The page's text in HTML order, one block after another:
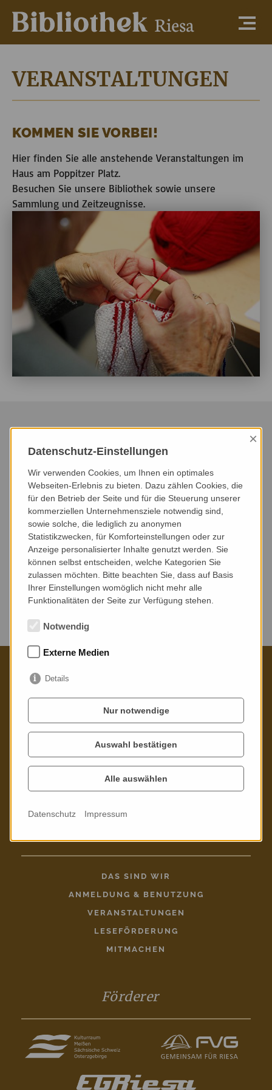
VERANSTALTUNGEN
KOMMEN SIE VORBEI!
Hier finden Sie alle anstehende Veranstaltungen im
Haus am Poppitzer Platz.
Besuchen Sie unsere Bibliothek sowie unsere
Sammlung und Zeitzeugnisse.
NÄCHSTER MONAT
NÄCHSTE 3 MONATE NÄCHSTE 6 MONATE DIESES JAHR
VERANSTALTUNGSART VERANSTALTUNGSORT
Keine Veranstaltungen gefunden.
Kontaktieren Sie uns gern
Poppitzer Platz 3
01589 Riesa
@stadtbibliothek-riesa.de
DAS SIND WIR
ANMELDUNG & BENUTZUNG
VERANSTALTUNGEN
LESEFÖRDERUNG
MITMACHEN
Förderer
Datenschutz-Einstellungen
×
Wir verwenden Cookies, um Ihnen ein optimales
Webseiten-Erlebnis zu bieten. Dazu zählen Cookies, die
für den Betrieb der Seite und für die Steuerung unserer
kommerziellen Unternehmensziele notwendig sind,
sowie solche, die lediglich zu anonymen
Statistikzwecken, für Komforteinstellungen oder zur
Anzeige personalisierter Inhalte genutzt werden. Sie
können selbst entscheiden, welche Kategorien Sie
zulassen möchten. Bitte beachten Sie, dass auf Basis
Ihrer Einstellungen womöglich nicht mehr alle
Funktionalitäten der Seite zur Verfügung stehen.
Notwendig
Externe Medien
Details
Nur notwendige
Auswahl bestätigen
Alle auswählen
Datenschutz Impressum